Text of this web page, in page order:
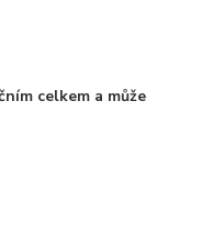
celkem a může